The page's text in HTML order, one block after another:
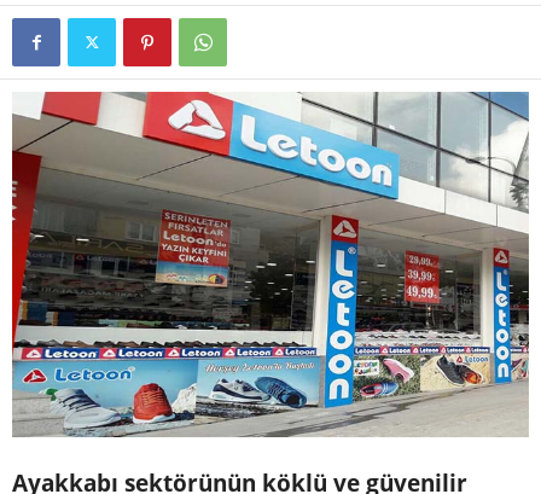
Ayakkabı sektörünün köklü ve güvenilir